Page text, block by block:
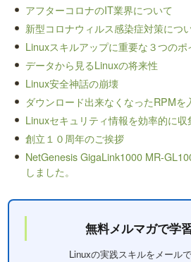
アフターコロナのIT業界について
新型コロナウィルス感染症対策につ
Linuxスキルアップに重要な３つのポ
データから見るLinuxの将来性
Linux安全神話の崩壊
ダウンロード出来なくなったRPMを
Linuxセキュリティ情報を効率的に
創立１０周年のご挨拶
NetGenesis GigaLink1000 MR-
しました。
無料メルマガで学
Linuxの実践スキルをメールで